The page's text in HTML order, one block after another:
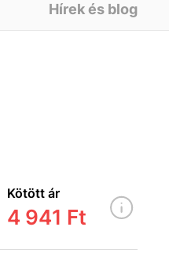
Hírek és blog
Kötött ár
4 941 Ft